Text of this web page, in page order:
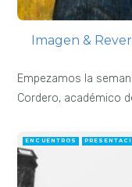
Imagen &
Empezamos la
Cordero, académico
ENCUENTROS